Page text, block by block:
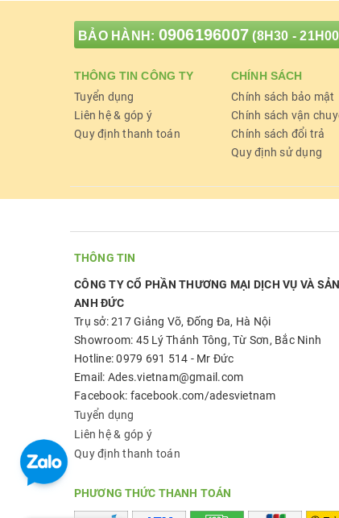
BẢO HÀNH: 0906196007 (8H30 -
THÔNG TIN CÔNG TY
Tuyển dụng
Liên hệ & góp ý
Quy định thanh toán
CHÍNH SÁCH
Chính sách bảo mật
Chính sách vận
Chính sách đổi trả
Quy định sử dụng
THÔNG TIN
CÔNG TY CỔ PHẦN THƯƠNG MẠI DỊCH VỤ VÀ
ANH ĐỨC
Trụ sở: 217 Giảng Võ, Đống Đa, Hà Nội
Showroom: 45 Lý Thánh Tông, Từ Sơn, Bắc Ninh
Hotline: 0979 691 514 - Mr Đức
Email: Ades.vietnam@gmail.com
Facebook: facebook.com/adesvietnam
Tuyển dụng
Liên hệ & góp ý
Quy định thanh toán
PHƯƠNG THỨC THANH TOÁN